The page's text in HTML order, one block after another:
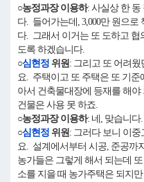
○농정과장 이용하: 사실상 한 동
다. 들어가는데, 3,000만 원으로
다. 그래서 이거는 또 도하고 협
도록 하겠습니다.
○심현정 위원: 그리고 또 어려
요. 주택이고 또 주택은 또 기준
아서 건축물대장에 등재를 해
건물은 사용 못 하죠.
○농정과장 이용하: 네, 맞습니다.
○심현정 위원: 그러다 보니 이
요. 설계에서부터 시공, 준공까
농가들은 그렇게 해서 되는데
소를 지을 때 농가주택은 되지